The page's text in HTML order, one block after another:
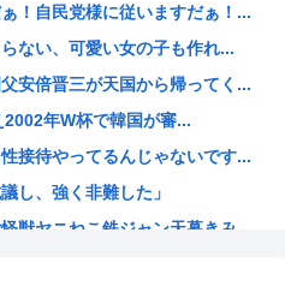
チで大変なことになるww...
が危険と判断したら出国禁止...
なるwww
から935hPaに強...
言
い・・・
！自民党様に従いますだぁ！...
ない、可愛い女の子も作れ...
安倍晋三が天国から帰ってく...
年W杯で韓国が審...
接待やってるんじゃないです...
し、強く非難した」
獣ヤニねこ鉄ジャン天幕きみ...